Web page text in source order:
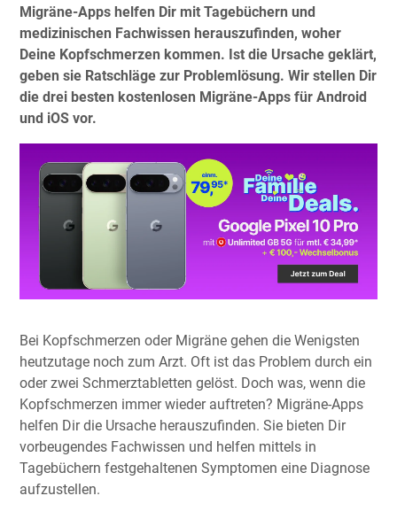
Migräne-Apps helfen Dir mit Tagebüchern und
medizinischen Fachwissen herauszufinden, woher
Deine Kopfschmerzen kommen. Ist die Ursache geklärt,
geben sie Ratschläge zur Problemlösung. Wir stellen Dir
die drei besten kostenlosen Migräne-Apps für Android
und iOS vor.
Bei Kopfschmerzen oder Migräne gehen die Wenigsten
heutzutage noch zum Arzt. Oft ist das Problem durch ein
oder zwei Schmerztabletten gelöst. Doch was, wenn die
Kopfschmerzen immer wieder auftreten? Migräne-Apps
helfen Dir die Ursache herauszufinden. Sie bieten Dir
vorbeugendes Fachwissen und helfen mittels in
Tagebüchern festgehaltenen Symptomen eine Diagnose
aufzustellen.